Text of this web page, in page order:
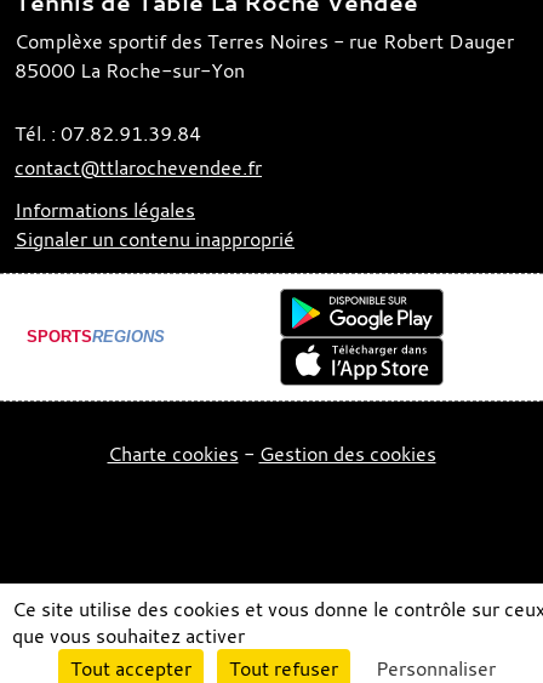
Complèxe sportif des Terres Noires - rue Robert Dauger
85000 La Roche-sur-Yon
Tél. : 07.82.91.39.84
contact@ttlarochevendee.fr
Informations légales
Signaler un contenu inapproprié
SPORTSREGIONS
Charte cookies Gestion des cookies
Envie de participer ? Connexion
Ce site utilise des cookies et vous donne le contrôle sur
que vous souhaitez activer
Tout accepter
Tout refuser Personnaliser